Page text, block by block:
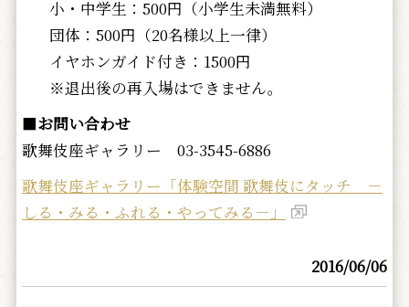
小・中学生：500円（小学生未満無料）
団体：500円（20名様以上一律）
イヤホンガイド付き：1500円
※退出後の再入場はできません。
■お問い合わせ
歌舞伎座ギャラリー 03-3545-6886
歌舞伎座ギャラリー「体験空間 歌舞伎にタッチ －
しる・みる・ふれる・やってみる－」
2016/06/06